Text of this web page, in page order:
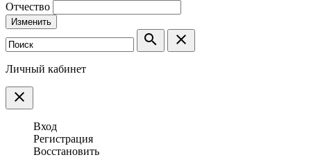
Отчество
Изменить
search clear
Личный кабинет
clear
Вход
Регистрация
Восстановить